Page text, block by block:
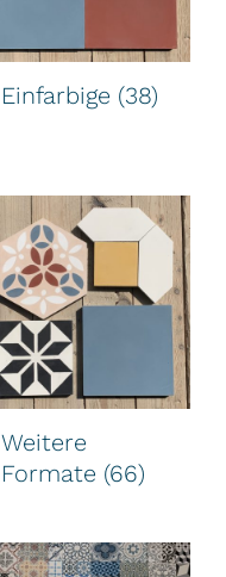
Einfarbige (38)
Weitere
Formate (66)